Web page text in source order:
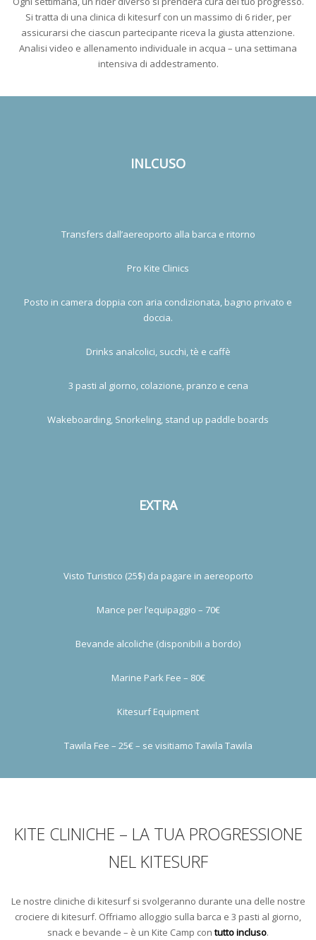
Si tratta di una clinica di kitesurf con un massimo di 6 rider, per
assicurarsi che ciascun partecipante riceva la giusta attenzione.
Analisi video e allenamento individuale in acqua – una settimana
intensiva di addestramento.
INLCUSO
Transfers dall’aereoporto alla barca e ritorno
Pro Kite Clinics
Posto in camera doppia con aria condizionata, bagno privato e
doccia.
Drinks analcolici, succhi, tè e caffè
3 pasti al giorno, colazione, pranzo e cena
Wakeboarding, Snorkeling, stand up paddle boards
EXTRA
Visto Turistico (25$) da pagare in aereoporto
Mance per l’equipaggio – 70€
Bevande alcoliche (disponibili a bordo)
Marine Park Fee – 80€
Kitesurf Equipment
Tawila Fee – 25€ – se visitiamo Tawila Tawila
KITE CLINICHE – LA TUA PROGRESSIONE
NEL KITESURF
Le nostre cliniche di kitesurf si svolgeranno durante una delle nostre
crociere di kitesurf. Offriamo alloggio sulla barca e 3 pasti al giorno,
snack e bevande – è un Kite Camp contutto incluso.